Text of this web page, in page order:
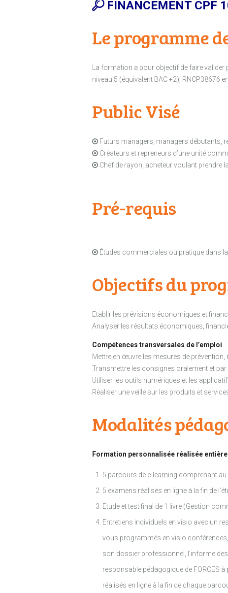
FINANCEMENT CPF
Le programme
La formation a pour objectif de faire valider
niveau 5 (équivalent BAC +2), RNCP38676
Public Visé
Futurs managers, managers débutants,
Créateurs et repreneurs d’une unité
Chef de rayon, acheteur voulant prendre
Pré-requis
Études commerciales ou pratique dans
Objectifs du
Etablir les prévisions économiques et
Analyser les résultats économiques,
Compétences transversales de l’emploi
Mettre en œuvre les mesures de prévention,
Transmettre les consignes oralement et par
Utiliser les outils numériques et les
Réaliser une veille sur les produits et
Modalités
Formation personnalisée réalisée
5 parcours de e-learning comprenant
5 examens réalisés en ligne à la fin de
Etude et test final de 1 livre (Gestion
Entretiens individuels en visio avec un
vous programmés en visio
son dossier professionnel, l’informe des
responsable pédagogique de FORCES
réalisés en ligne à la fin de chaque